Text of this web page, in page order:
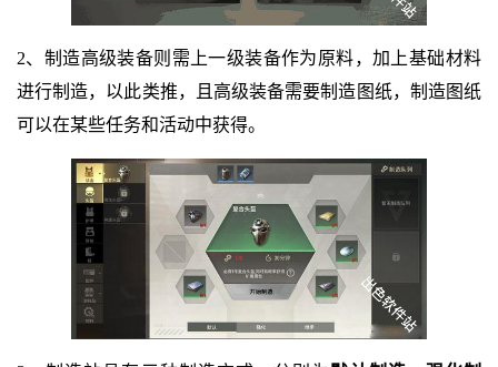
2、制造高级装备则需上一级装备作为原料，加上基础材料
进行制造，以此类推，且高级装备需要制造图纸，制造图纸
可以在某些任务和活动中获得。